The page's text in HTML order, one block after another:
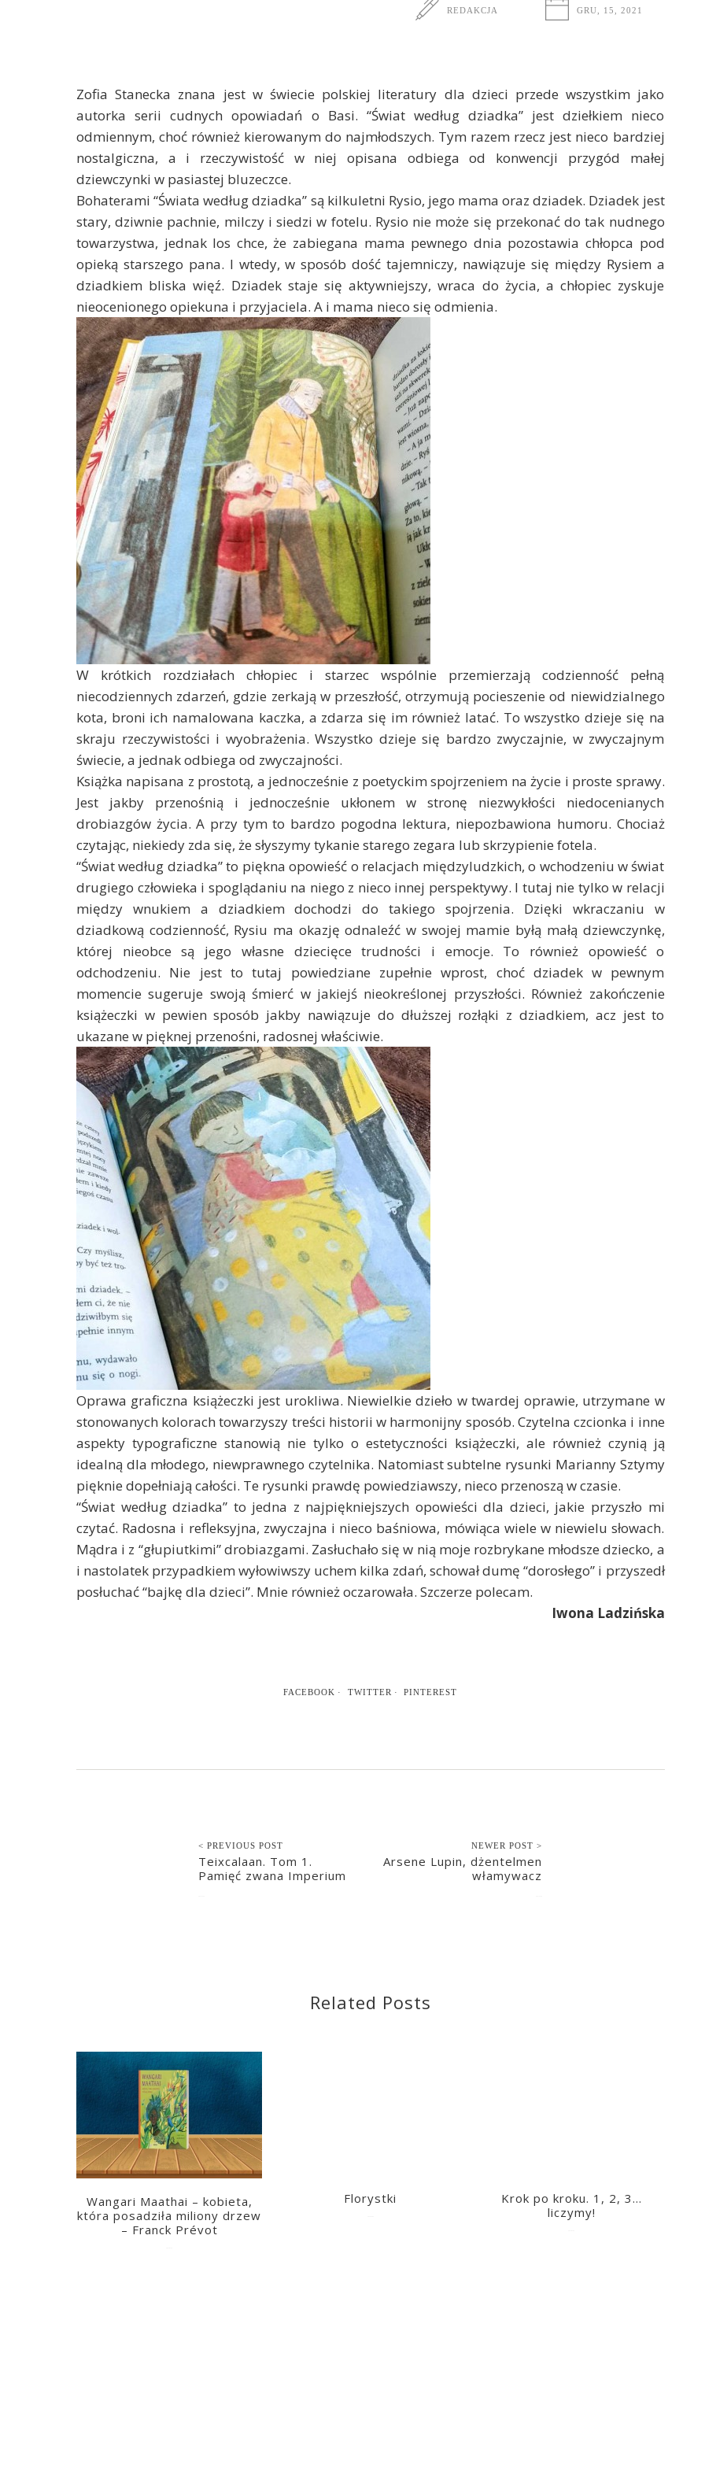
REDAKCJA GRU, 15, 2021
Zofia Stanecka znana jest w świecie polskiej literatury dla dzieci przede wszystkim jako
autorka serii cudnych opowiadań o Basi. “Świat według dziadka” jest dziełkiem nieco
odmiennym, choć również kierowanym do najmłodszych. Tym razem rzecz jest nieco bardziej
nostalgiczna, a i rzeczywistość w niej opisana odbiega od konwencji przygód małej
dziewczynki w pasiastej bluzeczce.
Bohaterami “Świata według dziadka” są kilkuletni Rysio, jego mama oraz dziadek. Dziadek jest
stary, dziwnie pachnie, milczy i siedzi w fotelu. Rysio nie może się przekonać do tak nudnego
towarzystwa, jednak los chce, że zabiegana mama pewnego dnia pozostawia chłopca pod
opieką starszego pana. I wtedy, w sposób dość tajemniczy, nawiązuje się między Rysiem a
dziadkiem bliska więź. Dziadek staje się aktywniejszy, wraca do życia, a chłopiec zyskuje
nieocenionego opiekuna i przyjaciela. A i mama nieco się odmienia.
W krótkich rozdziałach chłopiec i starzec wspólnie przemierzają codzienność pełną
niecodziennych zdarzeń, gdzie zerkają w przeszłość, otrzymują pocieszenie od niewidzialnego
kota, broni ich namalowana kaczka, a zdarza się im również latać. To wszystko dzieje się na
skraju rzeczywistości i wyobrażenia. Wszystko dzieje się bardzo zwyczajnie, w zwyczajnym
świecie, a jednak odbiega od zwyczajności.
Książka napisana z prostotą, a jednocześnie z poetyckim spojrzeniem na życie i proste sprawy.
Jest jakby przenośnią i jednocześnie ukłonem w stronę niezwykłości niedocenianych
drobiazgów życia. A przy tym to bardzo pogodna lektura, niepozbawiona humoru. Chociaż
czytając, niekiedy zda się, że słyszymy tykanie starego zegara lub skrzypienie fotela.
“Świat według dziadka” to piękna opowieść o relacjach międzyludzkich, o wchodzeniu w świat
drugiego człowieka i spoglądaniu na niego z nieco innej perspektywy. I tutaj nie tylko w relacji
między wnukiem a dziadkiem dochodzi do takiego spojrzenia. Dzięki wkraczaniu w
dziadkową codzienność, Rysiu ma okazję odnaleźć w swojej mamie byłą małą dziewczynkę,
której nieobce są jego własne dziecięce trudności i emocje. To również opowieść o
odchodzeniu. Nie jest to tutaj powiedziane zupełnie wprost, choć dziadek w pewnym
momencie sugeruje swoją śmierć w jakiejś nieokreślonej przyszłości. Również zakończenie
książeczki w pewien sposób jakby nawiązuje do dłuższej rozłąki z dziadkiem, acz jest to
ukazane w pięknej przenośni, radosnej właściwie.
Oprawa graficzna książeczki jest urokliwa. Niewielkie dzieło w twardej oprawie, utrzymane w
stonowanych kolorach towarzyszy treści historii w harmonijny sposób. Czytelna czcionka i inne
aspekty typograficzne stanowią nie tylko o estetyczności książeczki, ale również czynią ją
idealną dla młodego, niewprawnego czytelnika. Natomiast subtelne rysunki Marianny Sztymy
pięknie dopełniają całości. Te rysunki prawdę powiedziawszy, nieco przenoszą w czasie.
“Świat według dziadka” to jedna z najpiękniejszych opowieści dla dzieci, jakie przyszło mi
czytać. Radosna i refleksyjna, zwyczajna i nieco baśniowa, mówiąca wiele w niewielu słowach.
Mądra i z “głupiutkimi” drobiazgami. Zasłuchało się w nią moje rozbrykane młodsze dziecko, a
i nastolatek przypadkiem wyłowiwszy uchem kilka zdań, schował dumę “dorosłego” i przyszedł
posłuchać “bajkę dla dzieci”. Mnie również oczarowała. Szczerze polecam.
Iwona Ladzińska
FACEBOOK TWITTER PINTEREST
< PREVIOUS POST
Teixcalaan. Tom 1.
Pamięć zwana Imperium
NEWER POST >
Arsene Lupin, dżentelmen
włamywacz
Related Posts
Wangari Maathai – kobieta,
która posadziła miliony drzew
– Franck Prévot
Florystki
Krok po kroku. 1, 2, 3…
liczymy!